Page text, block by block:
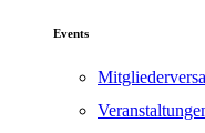
Events